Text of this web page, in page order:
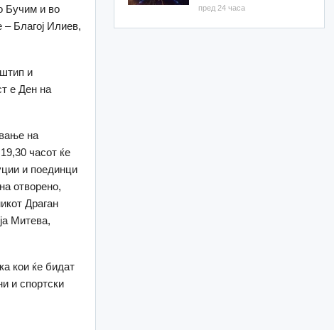
Бучим и во
Благој Илиев,
и
е Ден на
на
часот ќе
и поединци
отворено,
Драган
Митева,
кои ќе бидат
и спортски
пред 24 часа